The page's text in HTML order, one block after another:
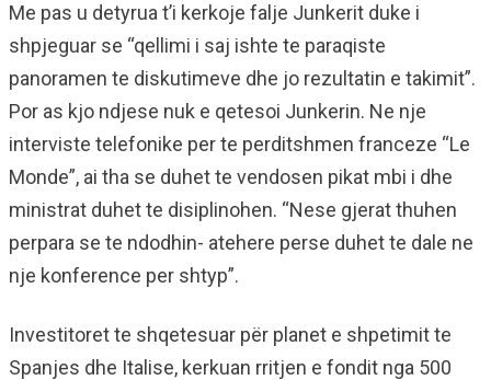
Me pas u detyrua t’i kerkoje falje Junkerit duke i
shpjeguar se “qellimi i saj ishte te paraqiste
panoramen te diskutimeve dhe jo rezultatin e takimit”.
Por as kjo ndjese nuk e qetesoi Junkerin. Ne nje
interviste telefonike per te perditshmen franceze “Le
Monde”, ai tha se duhet te vendosen pikat mbi i dhe
ministrat duhet te disiplinohen. “Nese gjerat thuhen
perpara se te ndodhin- atehere perse duhet te dale ne
nje konference per shtyp”.
Investitoret te shqetesuar për planet e shpetimit te
Spanjes dhe Italise, kerkuan rritjen e fondit nga 500